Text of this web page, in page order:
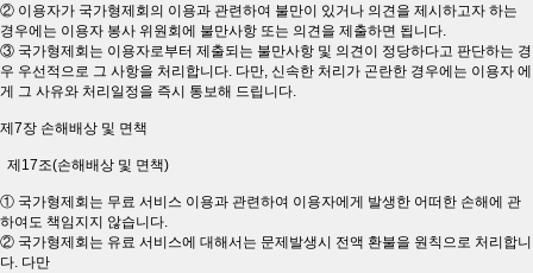
② 이용자가 국가형제회의 이용과 관련하여 불만이 있거나 의견을 제시하고자 하는
경우에는 이용자 봉사 위원회에 불만사항 또는 의견을 제출하면 됩니다.
③ 국가형제회는 이용자로부터 제출되는 불만사항 및 의견이 정당하다고 판단하는 경
우 우선적으로 그 사항을 처리합니다. 다만, 신속한 처리가 곤란한 경우에는 이용자 에
게 그 사유와 처리일정을 즉시 통보해 드립니다.
제7장 손해배상 및 면책
제17조(손해배상 및 면책)
① 국가형제회는 무료 서비스 이용과 관련하여 이용자에게 발생한 어떠한 손해에 관
하여도 책임지지 않습니다.
② 국가형제회는 유료 서비스에 대해서는 문제발생시 전액 환불을 원칙으로 처리합니
다. 다만